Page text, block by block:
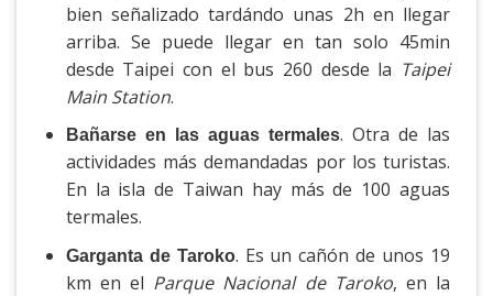
bien señalizado tardándo unas 2h en llegar
arriba. Se puede llegar en tan solo 45min
desde Taipei con el bus 260 desde la Taipei
Main Station.
Bañarse en las aguas termales. Otra de las
actividades más demandadas por los turistas.
En la isla de Taiwan hay más de 100 aguas
termales.
Garganta de Taroko. Es un cañón de unos 19
km en el Parque Nacional de Taroko, en la